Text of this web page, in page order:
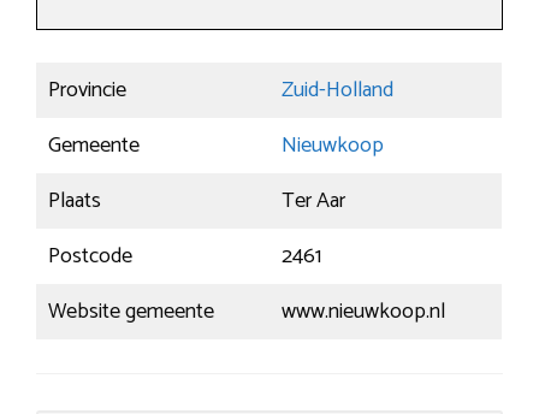
Provincie
Zuid-Holland
Gemeente
Nieuwkoop
Plaats
Ter Aar
Postcode
2461
Website gemeente
www.nieuwkoop.nl